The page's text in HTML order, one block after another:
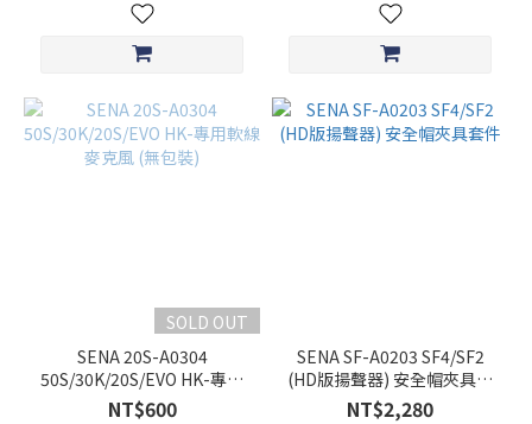
SOLD OUT
SENA 20S-A0304
50S/30K/20S/EVO HK-專用
軟線麥克風 (無包裝)
NT$600
SENA SF-A0203 SF4/SF2
(HD版揚聲器) 安全帽夾具套
件
NT$2,280